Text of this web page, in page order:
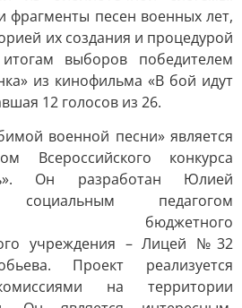
фрагменты песен военных лет,
их создания и процедурой
выборов победителем
из кинофильма «В бой идут
12 голосов из 26.
военной песни» является
Всероссийского конкурса
Он разработан Юлией
педагогом
бюджетного
учреждения – Лицей №32
Проект реализуется
на территории